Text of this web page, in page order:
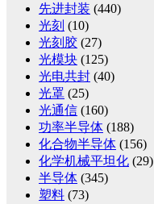
先进封装 (440)
光刻 (10)
光刻胶 (27)
光模块 (125)
光电共封 (40)
光罩 (25)
光通信 (160)
功率半导体 (188)
化合物半导体 (156)
化学机械平坦化 (29)
半导体 (345)
塑料 (73)